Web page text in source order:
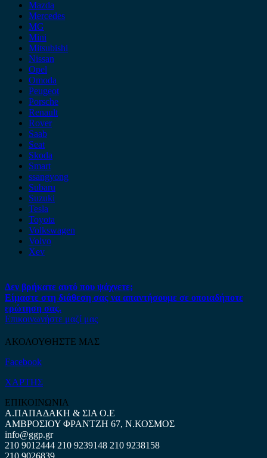
Mazda
Mercedes
MG
Mini
Mitsubishi
Nissan
Opel
Omoda
Peugeot
Porsche
Renault
Rover
Saab
Seat
Skoda
Smart
ssangyong
Subaru
Suzuki
Tesla
Toyota
Volkswagen
Volvo
Xev
Δεν βρήκατε αυτό που ψάχνετε;
Είμαστε στη διάθεση σας να απαντήσουμε σε οποιαδήποτε
ερώτηση σας.
Επικοινωνήστε μαζί μας
ΑΚΟΛΟΥΘΗΣΤΕ ΜΑΣ
Facebook
ΧΑΡΤΗΣ
ΕΠΙΚΟΙΝΩΝΙΑ
Α.ΠΑΠΑΔΑΚΗ & ΣΙΑ Ο.Ε
ΑΜΒΡΟΣΙΟΥ ΦΡΑΝΤΖΗ 67, Ν.ΚΟΣΜΟΣ
info@ggp.gr
210 9012444 210 9239148 210 9238158
210 9026839